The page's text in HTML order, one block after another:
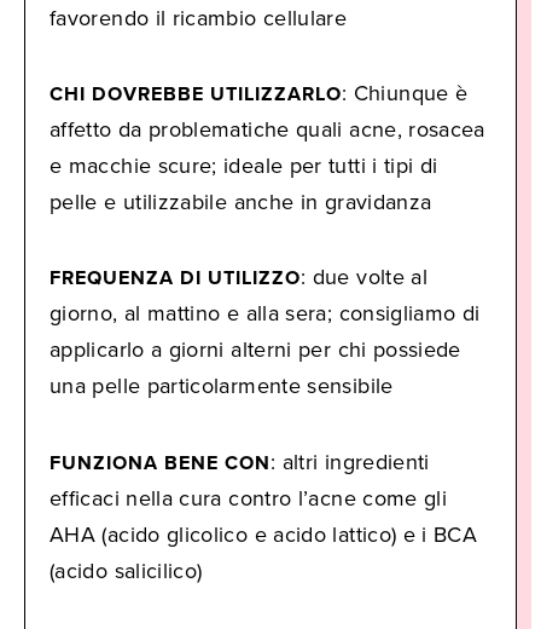
favorendo il ricambio cellulare
CHI DOVREBBE UTILIZZARLO: Chiunque è
affetto da problematiche quali acne, rosacea
e macchie scure; ideale per tutti i tipi di
pelle e utilizzabile anche in gravidanza
FREQUENZA DI UTILIZZO: due volte al
giorno, al mattino e alla sera; consigliamo di
applicarlo a giorni alterni per chi possiede
una pelle particolarmente sensibile
FUNZIONA BENE CON: altri ingredienti
efficaci nella cura contro l’acne come gli
AHA (acido glicolico e acido lattico) e i BCA
(acido salicilico)